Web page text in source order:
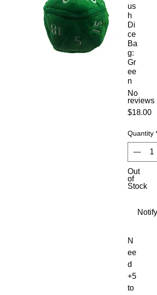
us
h
Di
ce
Ba
g:
Gr
ee
n
No
reviews
$18.00
Quantity *
Out
of
Stock
N
ee
d
+5
to